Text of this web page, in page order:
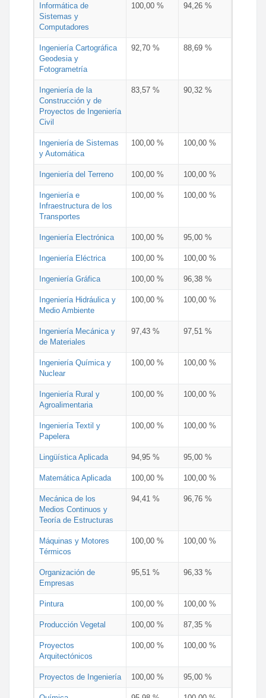
Informática de
Sistemas y
Computadores
100,00 % 94,26 %
Ingeniería Cartográfica
Geodesia y
Fotogrametría
92,70 % 88,69 %
Ingeniería de la
Construcción y de
Proyectos de Ingeniería
Civil
83,57 % 90,32 %
Ingeniería de Sistemas
y Automática
100,00 % 100,00 %
Ingeniería del Terreno 100,00 % 100,00 %
Ingeniería e
Infraestructura de los
Transportes
100,00 % 100,00 %
Ingeniería Electrónica 100,00 % 95,00 %
Ingeniería Eléctrica 100,00 % 100,00 %
Ingeniería Gráfica 100,00 % 96,38 %
Ingeniería Hidráulica y
Medio Ambiente
100,00 % 100,00 %
Ingeniería Mecánica y
de Materiales
97,43 % 97,51 %
Ingeniería Química y
Nuclear
100,00 % 100,00 %
Ingeniería Rural y
Agroalimentaria
100,00 % 100,00 %
Ingeniería Textil y
Papelera
100,00 % 100,00 %
Lingüística Aplicada 94,95 % 95,00 %
Matemática Aplicada 100,00 % 100,00 %
Mecánica de los
Medios Continuos y
Teoría de Estructuras
94,41 % 96,76 %
Máquinas y Motores
Térmicos
100,00 % 100,00 %
Organización de
Empresas
95,51 % 96,33 %
Pintura 100,00 % 100,00 %
Producción Vegetal 100,00 % 87,35 %
Proyectos
Arquitectónicos
100,00 % 100,00 %
Proyectos de Ingeniería 100,00 % 95,00 %